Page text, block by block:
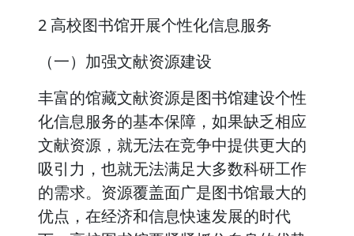
2 高校图书馆开展个性化信息服务
（一）加强文献资源建设
丰富的馆藏文献资源是图书馆建设个性
化信息服务的基本保障，如果缺乏相应
文献资源，就无法在竞争中提供更大的
吸引力，也就无法满足大多数科研工作
的需求。资源覆盖面广是图书馆最大的
优点，在经济和信息快速发展的时代